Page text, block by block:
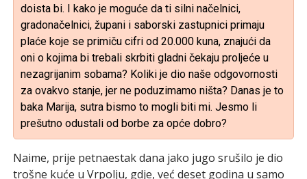
doista bi. I kako je moguće da ti silni načelnici,
gradonačelnici, župani i saborski zastupnici primaju
plaće koje se primiču cifri od 20.000 kuna, znajući da
oni o kojima bi trebali skrbiti gladni čekaju proljeće u
nezagrijanim sobama? Koliki je dio naše odgovornosti
za ovakvo stanje, jer ne poduzimamo ništa? Danas je to
baka Marija, sutra bismo to mogli biti mi. Jesmo li
prešutno odustali od borbe za opće dobro?
Naime, prije petnaestak dana jako jugo srušilo je dio
trošne kuće u Vrpolju, gdje, već deset godina u samo